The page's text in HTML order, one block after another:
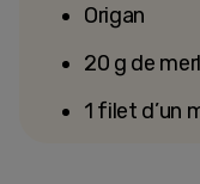
Origan
20 g de
1 filet d’un